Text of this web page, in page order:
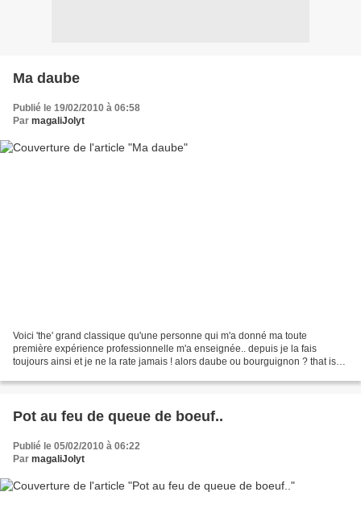
Ma daube
Publié le 19/02/2010 à 06:58
Par magaliJolyt
Voici 'the' grand classique qu'une personne qui m'a donné ma toute
première expérience professionnelle m'a enseignée.. depuis je la fais
toujours ainsi et je ne la rate jamais ! alors daube ou bourguignon ? that is
Pot au feu de queue de boeuf..
Publié le 05/02/2010 à 06:22
Par magaliJolyt